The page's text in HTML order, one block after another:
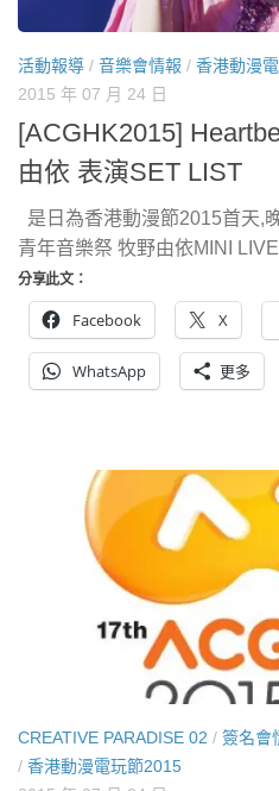
活動報導 / 音樂會情報 / 香港動漫
2015 年 07 月 24 日
[ACGHK2015]
由依 表演SET LIST
是日為香港動漫節2015首天,
青年音樂祭 牧野由依MINI LIVE
分享此文：
Facebook X
WhatsApp 更多
CREATIVE PARADISE 02 / 簽名會
/ 香港動漫電玩節2015